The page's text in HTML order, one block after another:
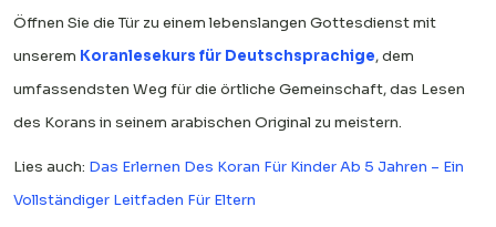
Öffnen Sie die Tür zu einem lebenslangen Gottesdienst mit
unserem Koranlesekurs für Deutschsprachige, dem
umfassendsten Weg für die örtliche Gemeinschaft, das Lesen
des Korans in seinem arabischen Original zu meistern.
Lies auch: Das Erlernen Des Koran Für Kinder Ab 5 Jahren – Ein
Vollständiger Leitfaden Für Eltern